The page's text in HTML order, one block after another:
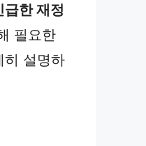
급한 재정
필요한
히 설명하